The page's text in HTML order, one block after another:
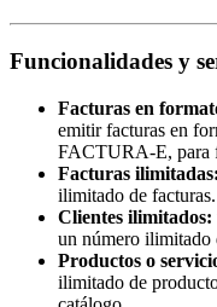
Funcionalidades y
Facturas en
emitir facturas en
FACTURA-E, para
Facturas ilimitadas:
ilimitado de facturas.
Clientes ilimitados:
un número ilimitado
Productos o
ilimitado de